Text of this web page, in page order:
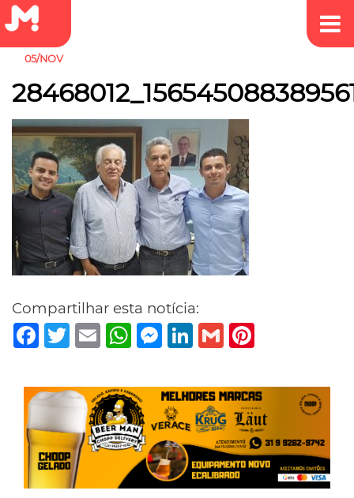
05/NOV
Compartilhar esta notícia:
Facebook
TwitterEmail WhatsAppMessenger
LinkedIn
Gmail